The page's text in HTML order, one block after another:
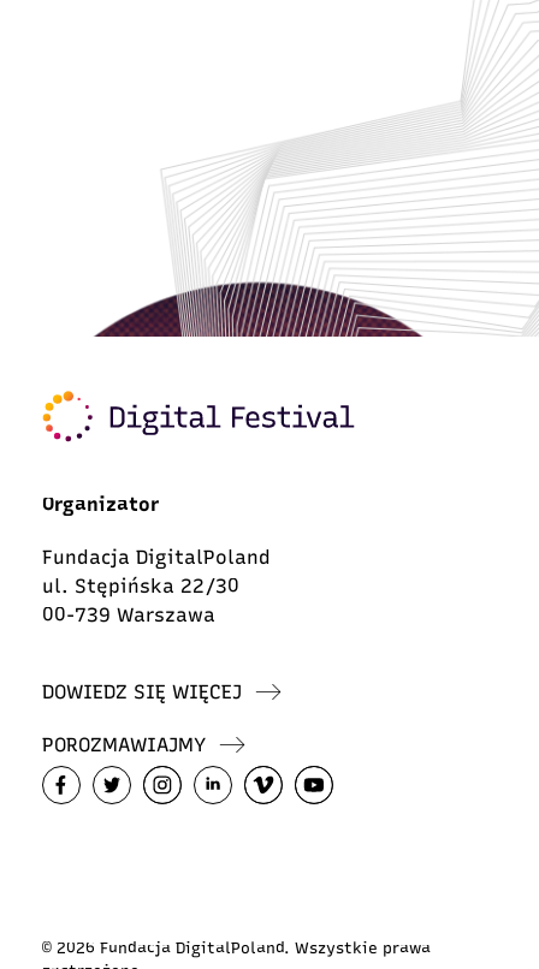
Organizator
Fundacja DigitalPoland
ul. Stępińska 22/30
00-739 Warszawa
DOWIEDZ SIĘ WIĘCEJ
POROZMAWIAJMY
© 2026 Fundacja DigitalPoland. Wszystkie prawa